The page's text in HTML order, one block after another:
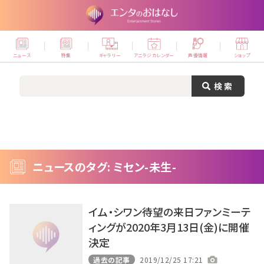
ニュース 特集 ギャラリー アニラジカレンダー 声優情報 ショップ
ニュースのタグ: ミセン-未生-
イム・シワン待望の来日ファンミーテ
ィングが2020年3月13日(金)に開催
決定
過去の記事 2019/12/25 17:21